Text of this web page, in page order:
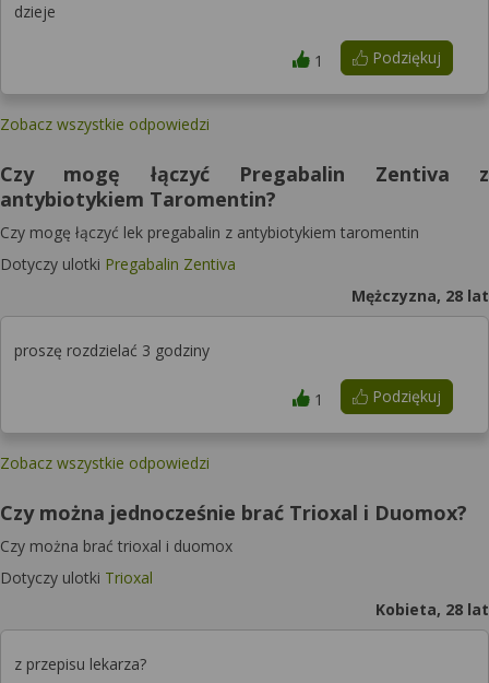
dzieje
Podziękuj
1
Zobacz wszystkie odpowiedzi
Czy mogę łączyć Pregabalin Zentiva z
antybiotykiem Taromentin?
Czy mogę łączyć lek pregabalin z antybiotykiem taromentin
Dotyczy ulotki Pregabalin Zentiva
Mężczyzna, 28 lat
proszę rozdzielać 3 godziny
Podziękuj
1
Zobacz wszystkie odpowiedzi
Czy można jednocześnie brać Trioxal i Duomox?
Czy można brać trioxal i duomox
Dotyczy ulotki Trioxal
Kobieta, 28 lat
z przepisu lekarza?